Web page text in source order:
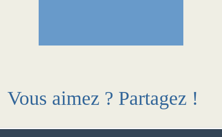
Vous aimez ? Partagez !